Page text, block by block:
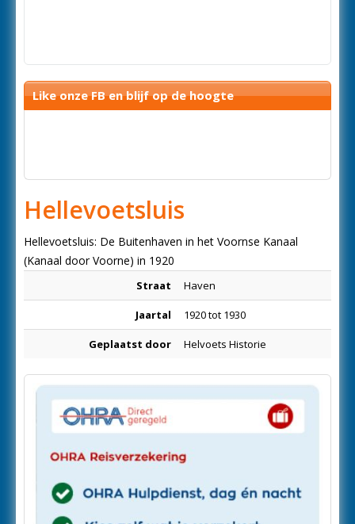
Like onze FB en blijf op de hoogte
Hellevoetsluis
Hellevoetsluis: De Buitenhaven in het Voornse Kanaal
(Kanaal door Voorne) in 1920
Straat Haven
Jaartal 1920 tot 1930
Geplaatst door Helvoets Historie